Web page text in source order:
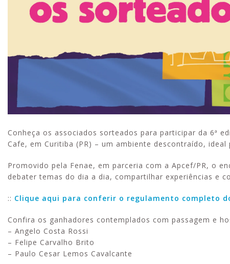
Conheça os associados sorteados para participar da 6ª
Cafe, em Curitiba (PR) – um ambiente descontraído,
Promovido pela Fenae, em parceria com a Apcef/PR, o
debater temas do dia a dia, compartilhar experiências e
:: Clique aqui para conferir o regulamento completo
Confira os ganhadores contemplados com passagem e
– Angelo Costa Rossi
– Felipe Carvalho Brito
– Paulo Cesar Lemos Cavalcante